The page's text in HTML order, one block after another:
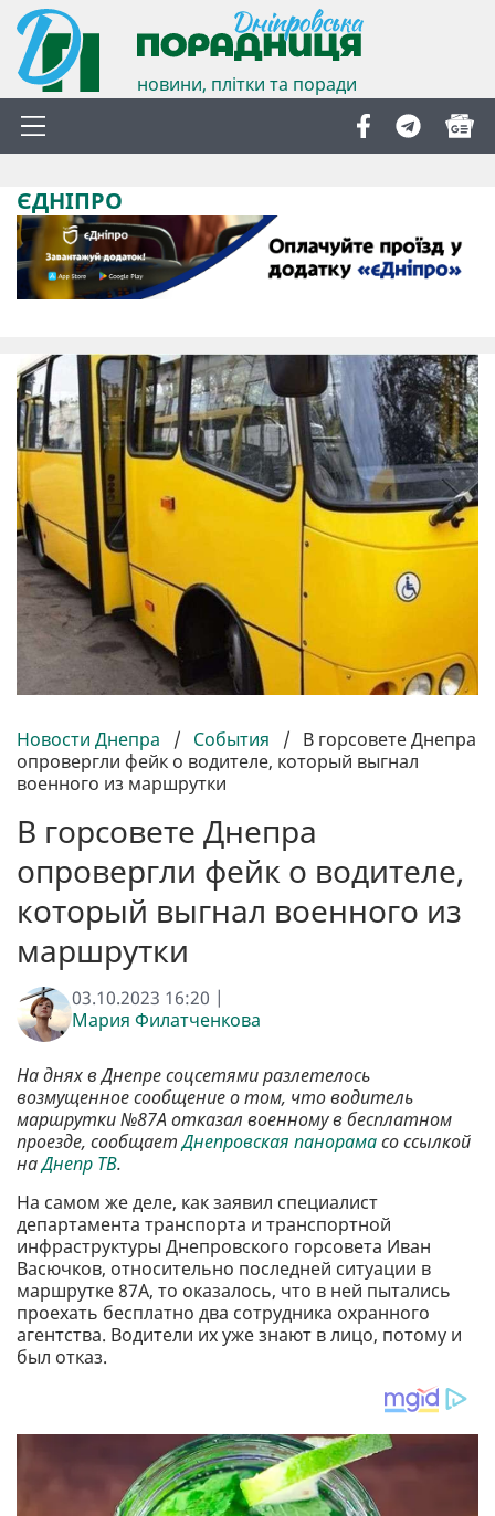
новини, плітки та поради
ЄДНІПРО
Новости Днепра / События / В горсовете Днепра
опровергли фейк о водителе, который выгнал
военного из маршрутки
В горсовете Днепра
опровергли фейк о водителе,
который выгнал военного из
маршрутки
03.10.2023 16:20 |
Мария Филатченкова
На днях в Днепре соцсетями разлетелось
возмущенное сообщение о том, что водитель
маршрутки №87А отказал военному в бесплатном
проезде, сообщаетДнепровская панорамасо ссылкой
наДнепр ТВ.
На самом же деле, как заявил специалист
департамента транспорта и транспортной
инфраструктуры Днепровского горсовета Иван
Васючков, относительно последней ситуации в
маршрутке 87А, то оказалось, что в ней пытались
проехать бесплатно два сотрудника охранного
агентства. Водители их уже знают в лицо, потому и
был отказ.